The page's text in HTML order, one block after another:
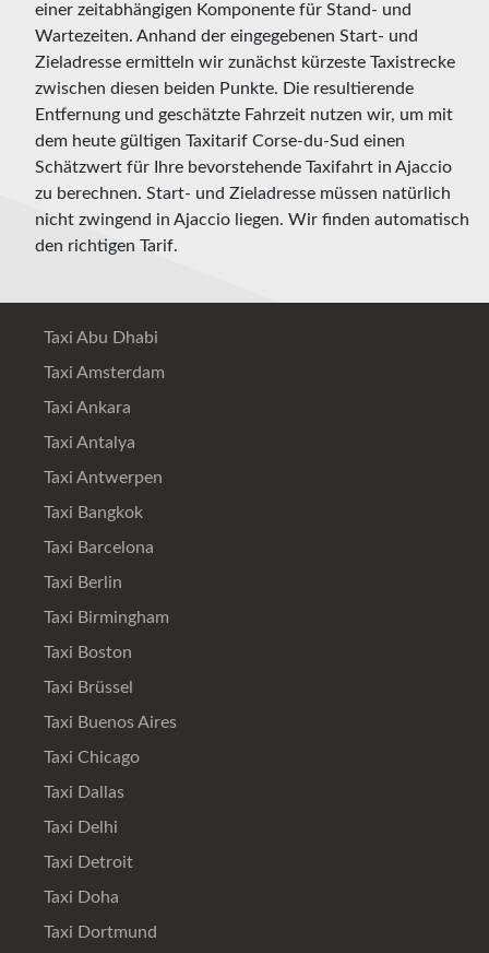
einer zeitabhängigen Komponente für Stand- und
Wartezeiten. Anhand der eingegebenen Start- und
Zieladresse ermitteln wir zunächst kürzeste Taxistrecke
zwischen diesen beiden Punkte. Die resultierende
Entfernung und geschätzte Fahrzeit nutzen wir, um mit
dem heute gültigen Taxitarif Corse-du-Sud einen
Schätzwert für Ihre bevorstehende Taxifahrt in Ajaccio
zu berechnen. Start- und Zieladresse müssen natürlich
nicht zwingend in Ajaccio liegen. Wir finden automatisch
den richtigen Tarif.
Taxi Abu Dhabi
Taxi Amsterdam
Taxi Ankara
Taxi Antalya
Taxi Antwerpen
Taxi Bangkok
Taxi Barcelona
Taxi Berlin
Taxi Birmingham
Taxi Boston
Taxi Brüssel
Taxi Buenos Aires
Taxi Chicago
Taxi Dallas
Taxi Delhi
Taxi Detroit
Taxi Doha
Taxi Dortmund